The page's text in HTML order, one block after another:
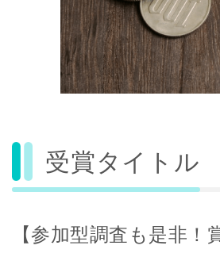
受賞タイトル
【参加型調査も是非